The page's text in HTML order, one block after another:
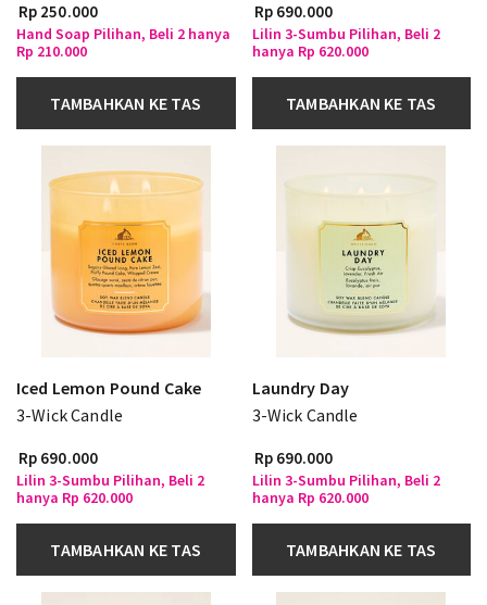
Rp 250.000
Hand Soap Pilihan, Beli 2 hanya
Rp 210.000
TAMBAHKAN KE TAS
Rp 690.000
Lilin 3-Sumbu Pilihan, Beli 2
hanya Rp 620.000
TAMBAHKAN KE TAS
Iced Lemon Pound Cake
3-Wick Candle
Rp 690.000
Lilin 3-Sumbu Pilihan, Beli 2
hanya Rp 620.000
TAMBAHKAN KE TAS
Laundry Day
3-Wick Candle
Rp 690.000
Lilin 3-Sumbu Pilihan, Beli 2
hanya Rp 620.000
TAMBAHKAN KE TAS